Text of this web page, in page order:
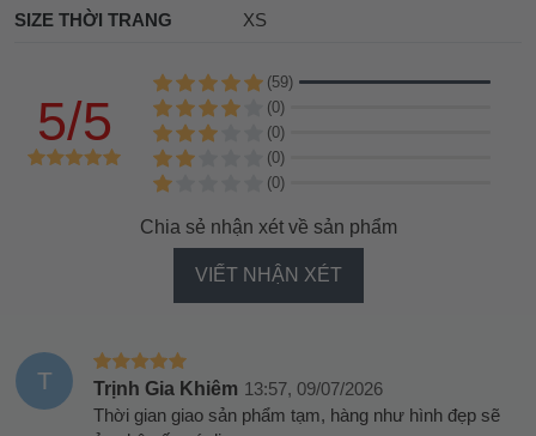
SIZE THỜI TRANG XS
5/5
(59)
(0)
(0)
(0)
(0)
Chia sẻ nhận xét về sản phẩm
VIẾT NHẬN XÉT
T Trịnh Gia Khiêm 13:57, 09/07/2026
Thời gian giao sản phẩm tạm, hàng như hình đẹp sẽ